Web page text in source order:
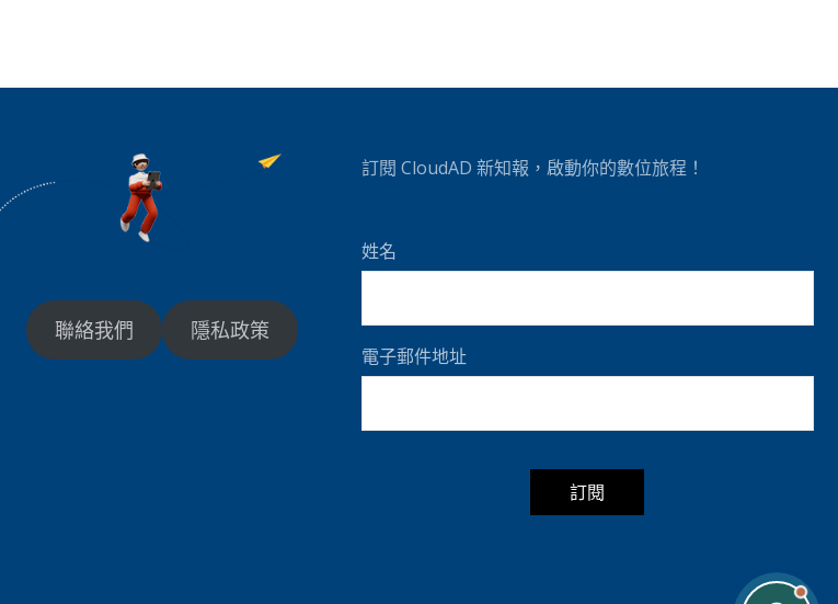
a
v
聯絡我們 隱私政策
訂閱 CloudAD 新知報，啟動你的數位旅程！
姓名
電子郵件地址